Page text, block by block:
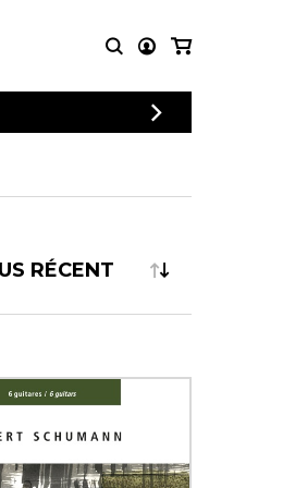
CONNEXION
Disques compacts et
DVDs